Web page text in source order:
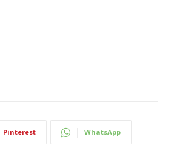
Pinterest WhatsApp